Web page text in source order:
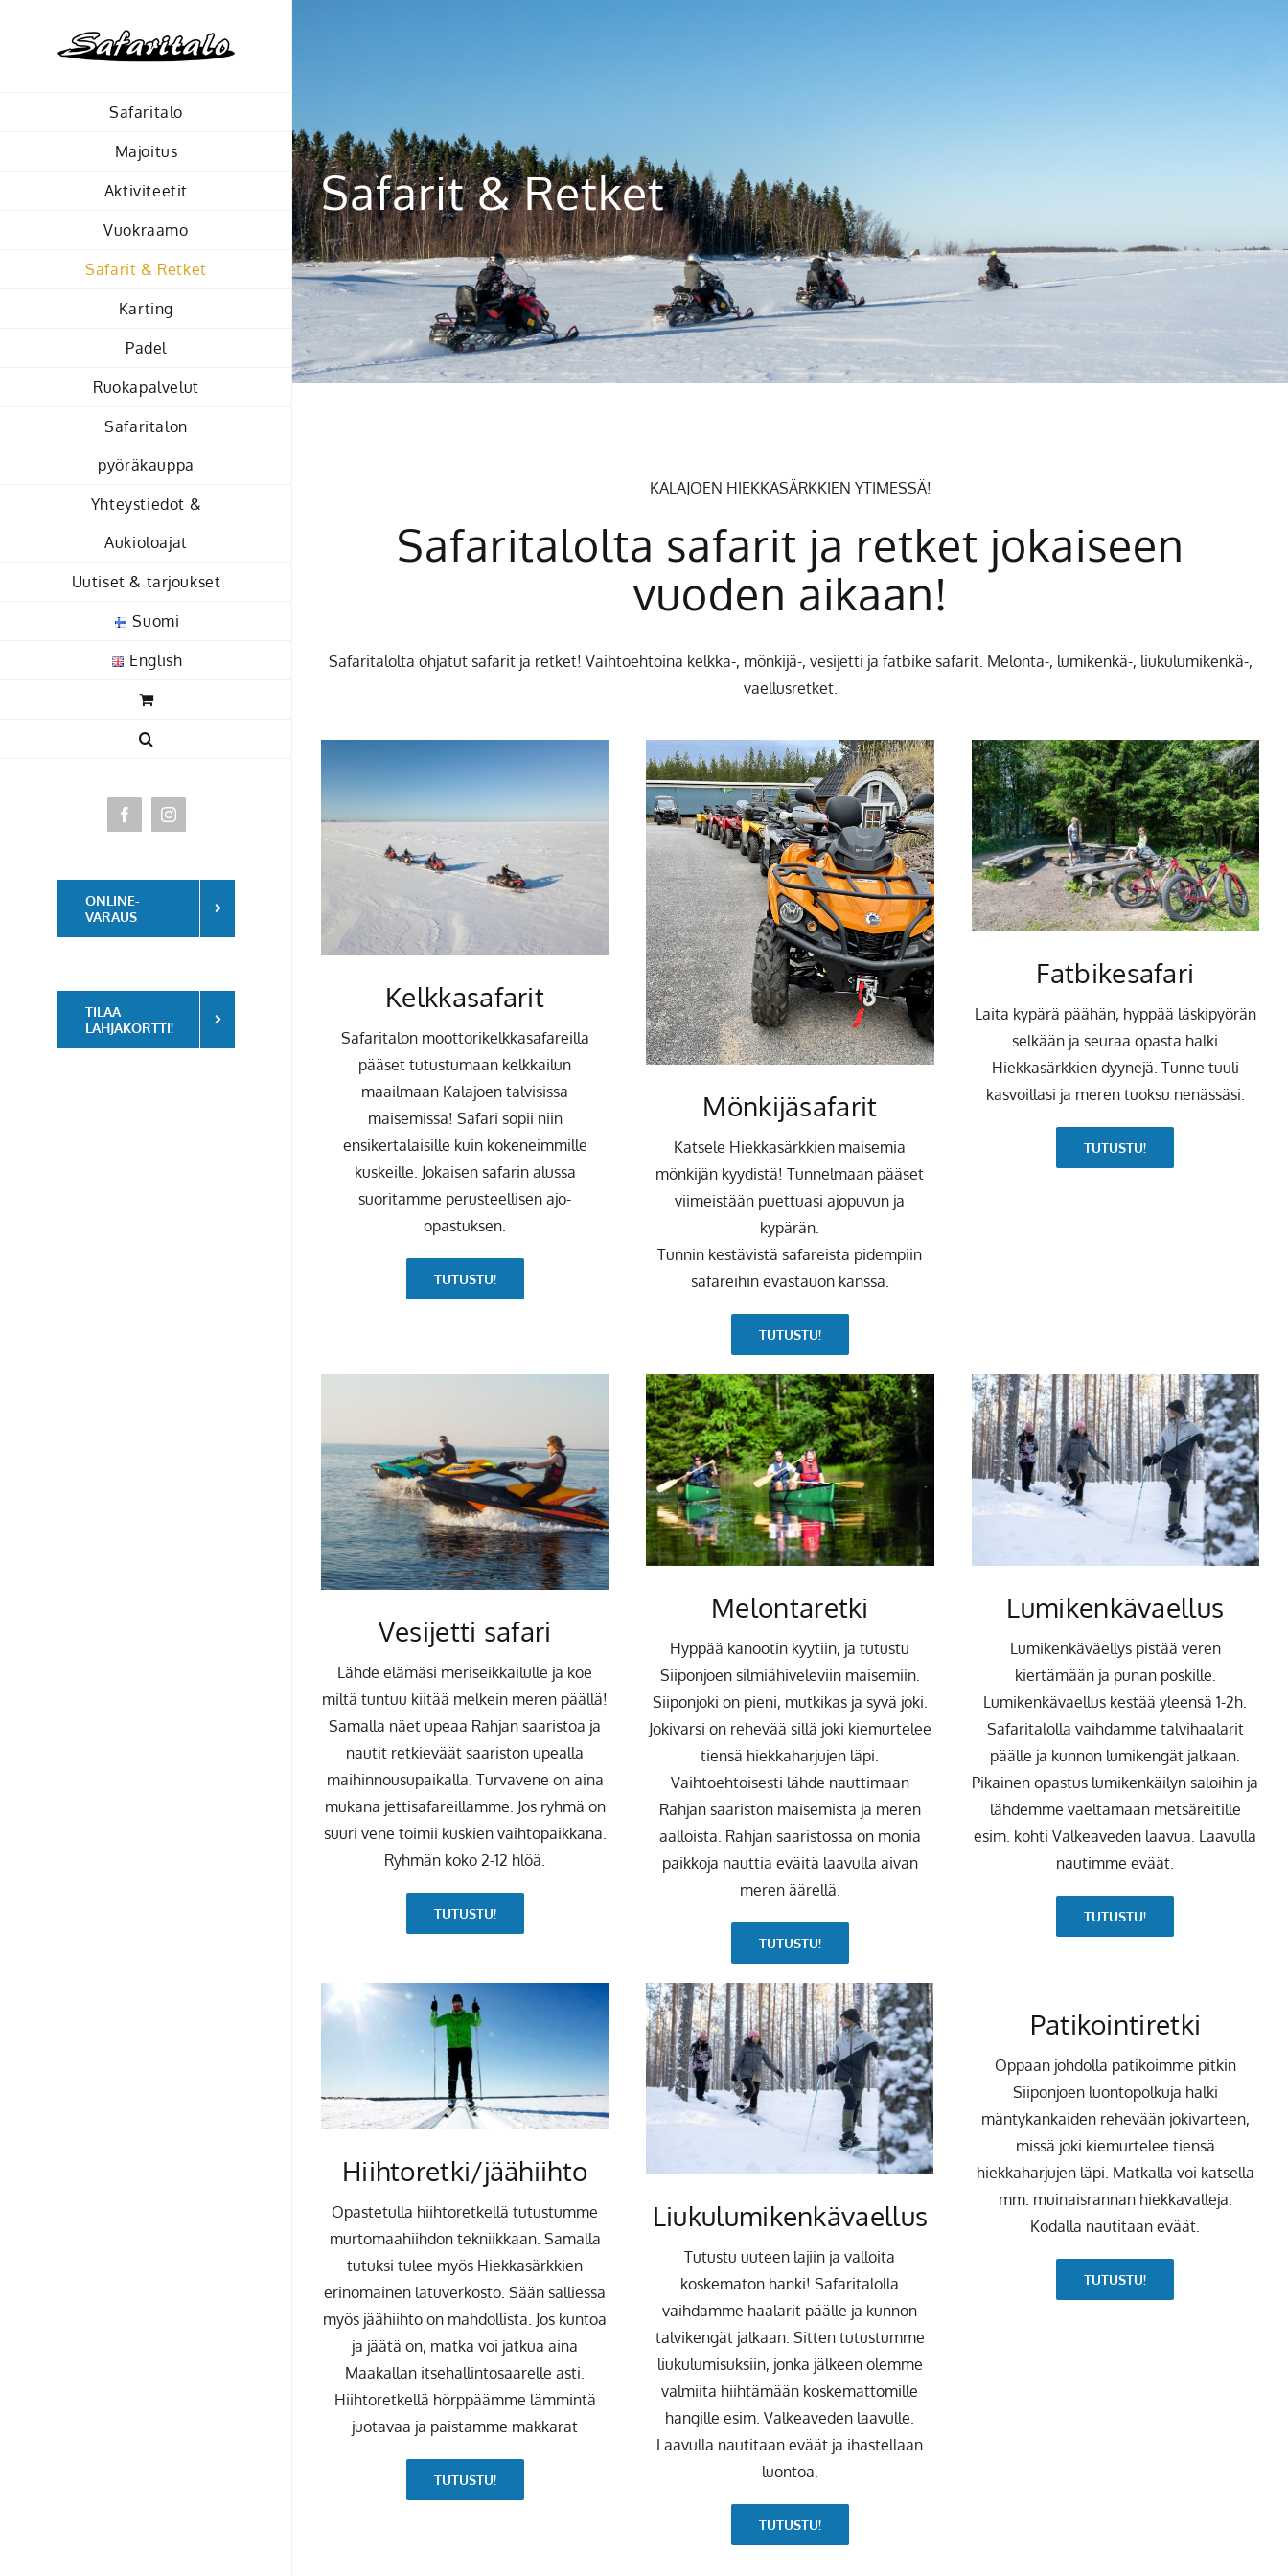
Safaritalo
Majoitus
Aktiviteetit
Vuokraamo
Safarit & Retket
Karting
Padel
Ruokapalvelut
Safaritalon
pyöräkauppa
Yhteystiedot &
Aukioloajat
Uutiset & tarjoukset
Suomi
English
FacebookInstagram
ONLINE-
VARAUS
TILAA
LAHJAKORTTI!
Safarit & Retket
KALAJOEN HIEKKASÄRKKIEN YTIMESSÄ!
Safaritalolta safarit ja retket jokaiseen
vuoden aikaan!
Safaritalolta ohjatut safarit ja retket! Vaihtoehtoina kelkka-, mönkijä-, vesijetti ja fatbike safarit. Melonta-, lumikenkä-, liukulumikenkä-,
vaellusretket.
Kelkkasafarit
Safaritalon moottorikelkkasafareilla
pääset tutustumaan kelkkailun
maailmaan Kalajoen talvisissa
maisemissa! Safari sopii niin
ensikertalaisille kuin kokeneimmille
kuskeille. Jokaisen safarin alussa
suoritamme perusteellisen ajo-
opastuksen.
TUTUSTU!
Mönkijäsafarit
Katsele Hiekkasärkkien maisemia
mönkijän kyydistä! Tunnelmaan pääset
viimeistään puettuasi ajopuvun ja
kypärän.
Tunnin kestävistä safareista pidempiin
safareihin evästauon kanssa.
TUTUSTU!
Fatbikesafari
Laita kypärä päähän, hyppää läskipyörän
selkään ja seuraa opasta halki
Hiekkasärkkien dyynejä. Tunne tuuli
kasvoillasi ja meren tuoksu nenässäsi.
TUTUSTU!
Vesijetti safari
Lähde elämäsi meriseikkailulle ja koe
miltä tuntuu kiitää melkein meren päällä!
Samalla näet upeaa Rahjan saaristoa ja
nautit retkieväät saariston upealla
maihinnousupaikalla. Turvavene on aina
mukana jettisafareillamme. Jos ryhmä on
suuri vene toimii kuskien vaihtopaikkana.
Ryhmän koko 2-12 hlöä.
TUTUSTU!
Melontaretki
Hyppää kanootin kyytiin, ja tutustu
Siiponjoen silmiähiveleviin maisemiin.
Siiponjoki on pieni, mutkikas ja syvä joki.
Jokivarsi on rehevää sillä joki kiemurtelee
tiensä hiekkaharjujen läpi.
Vaihtoehtoisesti lähde nauttimaan
Rahjan saariston maisemista ja meren
aalloista. Rahjan saaristossa on monia
paikkoja nauttia eväitä laavulla aivan
meren äärellä.
TUTUSTU!
Lumikenkävaellus
Lumikenkäväellys pistää veren
kiertämään ja punan poskille.
Lumikenkävaellus kestää yleensä 1-2h.
Safaritalolla vaihdamme talvihaalarit
päälle ja kunnon lumikengät jalkaan.
Pikainen opastus lumikenkäilyn saloihin ja
lähdemme vaeltamaan metsäreitille
esim. kohti Valkeaveden laavua. Laavulla
nautimme eväät.
TUTUSTU!
Hiihtoretki/jäähiihto
Opastetulla hiihtoretkellä tutustumme
murtomaahiihdon tekniikkaan. Samalla
tutuksi tulee myös Hiekkasärkkien
erinomainen latuverkosto. Sään salliessa
myös jäähiihto on mahdollista. Jos kuntoa
ja jäätä on, matka voi jatkua aina
Maakallan itsehallintosaarelle asti.
Hiihtoretkellä hörppäämme lämmintä
juotavaa ja paistamme makkarat
TUTUSTU!
Liukulumikenkävaellus
Tutustu uuteen lajiin ja valloita
koskematon hanki! Safaritalolla
vaihdamme haalarit päälle ja kunnon
talvikengät jalkaan. Sitten tutustumme
liukulumisuksiin, jonka jälkeen olemme
valmiita hiihtämään koskemattomille
hangille esim. Valkeaveden laavulle.
Laavulla nautitaan eväät ja ihastellaan
luontoa.
TUTUSTU!
Patikointiretki
Oppaan johdolla patikoimme pitkin
Siiponjoen luontopolkuja halki
mäntykankaiden rehevään jokivarteen,
missä joki kiemurtelee tiensä
hiekkaharjujen läpi. Matkalla voi katsella
mm. muinaisrannan hiekkavalleja.
Kodalla nautitaan eväät.
TUTUSTU!